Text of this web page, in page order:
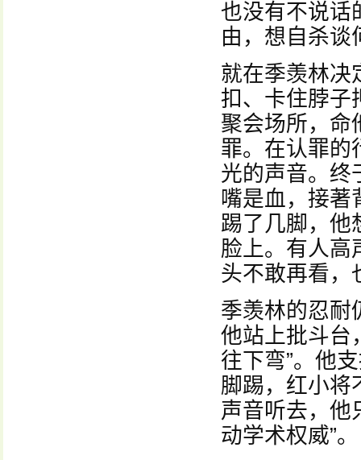
也没有不说话
由，想自杀谈
就在季羡林决
扣、卡住脖子
聚会场所，命
罪。在认罪的
光的声音。终
嘴是血，接著
踢了几脚，他
脸上。有人高
头不敢再看，
季羡林的忍耐
他站上批斗台
往下弯”。他
脚踢，红小将
声音听去，他
动学术权威”。